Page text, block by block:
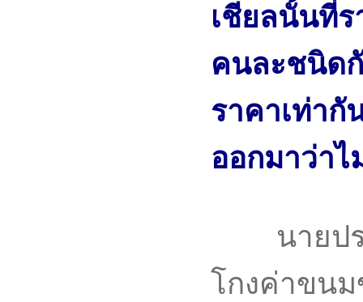
เชียลนั้นที่ร
คนละชนิด
ราคาเท่ากั
ออกมาว่า
นายปรา
โกงค่าขนม